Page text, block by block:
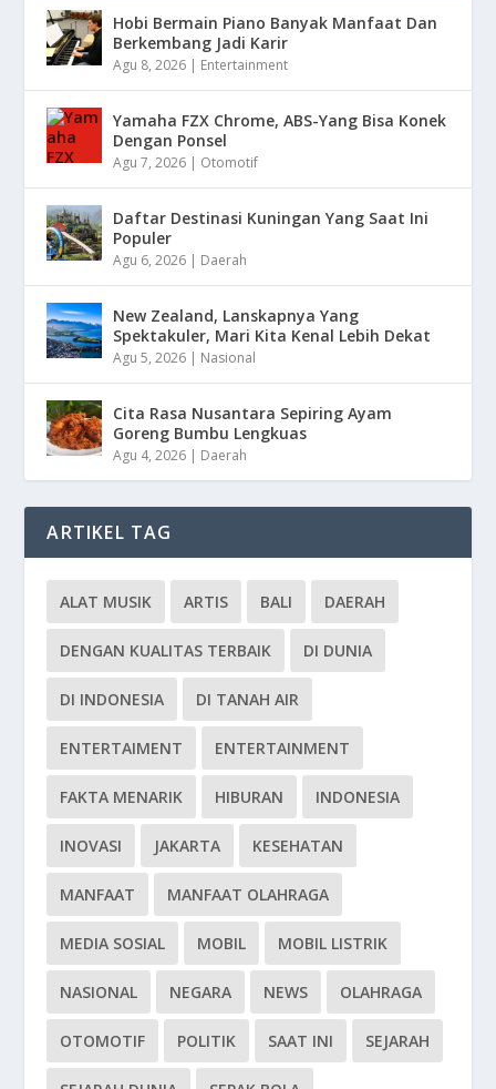
Hobi Bermain Piano Banyak Manfaat Dan
Berkembang Jadi Karir
Agu 8, 2026 | Entertainment
Yamaha FZX Chrome, ABS-Yang Bisa Konek
Dengan Ponsel
Agu 7, 2026 | Otomotif
Daftar Destinasi Kuningan Yang Saat Ini
Populer
Agu 6, 2026 | Daerah
New Zealand, Lanskapnya Yang
Spektakuler, Mari Kita Kenal Lebih Dekat
Agu 5, 2026 | Nasional
Cita Rasa Nusantara Sepiring Ayam
Goreng Bumbu Lengkuas
Agu 4, 2026 | Daerah
ARTIKEL TAG
ALAT MUSIK ARTIS BALI DAERAH
DENGAN KUALITAS TERBAIK DI DUNIA
DI INDONESIA DI TANAH AIR
ENTERTAIMENT ENTERTAINMENT
FAKTA MENARIK HIBURAN INDONESIA
INOVASI JAKARTA KESEHATAN
MANFAAT MANFAAT OLAHRAGA
MEDIA SOSIAL MOBIL MOBIL LISTRIK
NASIONAL NEGARA NEWS OLAHRAGA
OTOMOTIF POLITIK SAAT INI SEJARAH